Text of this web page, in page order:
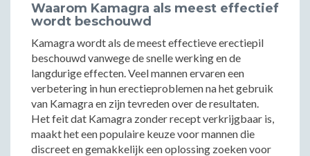
Waarom Kamagra als meest effectief
wordt beschouwd
Kamagra wordt als de meest effectieve erectiepil
beschouwd vanwege de snelle werking en de
langdurige effecten. Veel mannen ervaren een
verbetering in hun erectieproblemen na het gebruik
van Kamagra en zijn tevreden over de resultaten.
Het feit dat Kamagra zonder recept verkrijgbaar is,
maakt het een populaire keuze voor mannen die
discreet en gemakkelijk een oplossing zoeken voor